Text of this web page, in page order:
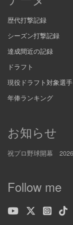
歴代打撃記録
シーズン打撃記録
達成間近の記録
ドラフト
現役ドラフト対象選手
年俸ランキング
お知らせ
祝プロ野球開幕
Follow me